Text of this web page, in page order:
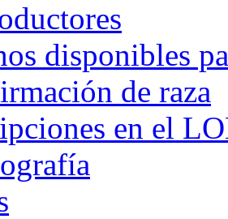
disponibles
de raza
en el